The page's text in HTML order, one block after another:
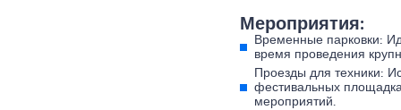
Мероприятия:
Временные парковки:
время проведения
Проезды для техники:
фестивальных
мероприятий.